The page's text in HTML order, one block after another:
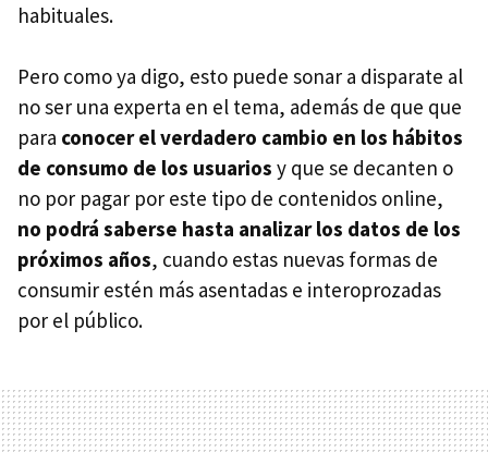
habituales.
Pero como ya digo, esto puede sonar a disparate al
no ser una experta en el tema, además de que que
para conocer el verdadero cambio en los hábitos
de consumo de los usuarios y que se decanten o
no por pagar por este tipo de contenidos online,
no podrá saberse hasta analizar los datos de los
próximos años, cuando estas nuevas formas de
consumir estén más asentadas e interoprozadas
por el público.